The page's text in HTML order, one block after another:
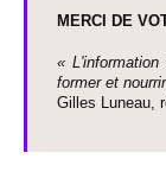
MERCI DE
«
former et
Gi­lles Luneau,